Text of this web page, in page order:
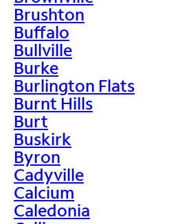
Brushton
Buffalo
Bullville
Burke
Burlington Flats
Burnt Hills
Burt
Buskirk
Byron
Cadyville
Calcium
Caledonia